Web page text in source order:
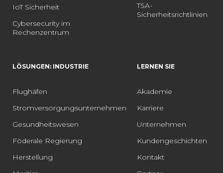
IoT Sicherheit
Cybersecurity im
Rechenzentrum
TSA-
Sicherheitsrichtlinien
LÖSUNGEN: INDUSTRIE
Flughäfen
Stromversorgungsunternehmen
Gesundheitswesen
Föderale Regierung
Herstellung
LERNEN SIE
Akademie
Karriere
Unternehmen
Kundengeschichten
Kontakt